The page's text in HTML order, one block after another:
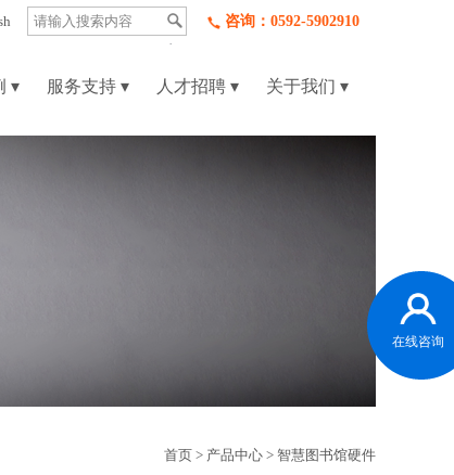
咨询：0592-5902910
▾ 服务支持 ▾ 人才招聘 ▾ 关于我们 ▾
首页 > 产品中心 > 智慧图书馆硬件
在线咨询